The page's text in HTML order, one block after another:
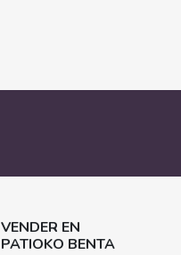
VENDER EN
PATIOKO BENTA